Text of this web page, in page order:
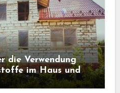
die Verwendung
im Haus und